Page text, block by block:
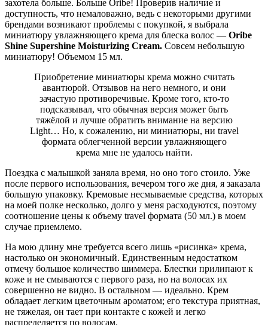
захотела больше. Больше Oribe! Проверив наличие и
доступность, что немаловажно, ведь с некоторыми другими
брендами возникают проблемы с покупкой, я выбрала
миниатюру увлажняющего крема для блеска волос — Oribe
Shine Supershine Moisturizing Cream. Совсем небольшую
миниатюру! Объемом 15 мл.
Приобретение миниатюры крема можно считать
авантюрой. Отзывов на него немного, и они
зачастую противоречивые. Кроме того, кто-то
подсказывал, что обычная версия может быть
тяжёлой и лучше обратить внимание на версию
Light… Но, к сожалению, ни миниатюры, ни travel
формата облегченной версии увлажняющего
крема мне не удалось найти.
Поездка с малышкой заняла время, но оно того стоило. Уже
после первого использования, вечером того же дня, я заказала
большую упаковку. Кремовые несмываемые средства, которых
на моей полке несколько, долго у меня расходуются, поэтому
соотношение цены к объему travel формата (50 мл.) в моем
случае приемлемо.
На мою длину мне требуется всего лишь «рисинка» крема,
настолько он экономичный. Единственным недостатком
отмечу большое количество шиммера. Блестки прилипают к
коже и не смываются с первого раза, но на волосах их
совершенно не видно. В остальном — идеально. Крем
обладает легким цветочным ароматом; его текстура приятная,
не тяжелая, он тает при контакте с кожей и легко
распределяется по волосам.